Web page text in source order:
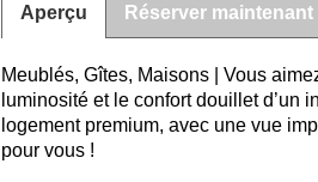
Aperçu Réserver maintenant
Meublés, Gîtes, Maisons
Vous
luminosité et le confort douillet d’un
logement premium, avec une vue
pour vous !